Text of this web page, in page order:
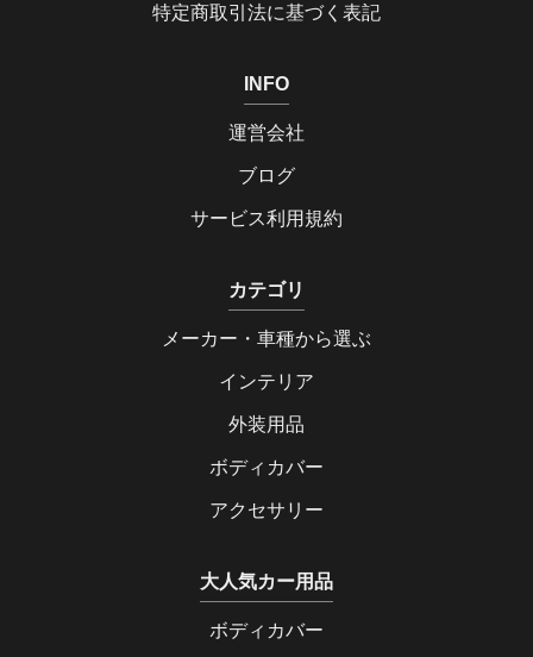
特定商取引法に基づく表記
INFO
運営会社
ブログ
サービス利用規約
カテゴリ
メーカー・車種から選ぶ
インテリア
外装用品
ボディカバー
アクセサリー
大人気カー用品
ボディカバー